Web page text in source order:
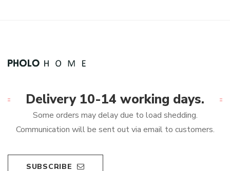
Delivery 10-14 working days.
Some orders may delay due to load shedding.
Communication will be sent out via email to customers.
SUBSCRIBE